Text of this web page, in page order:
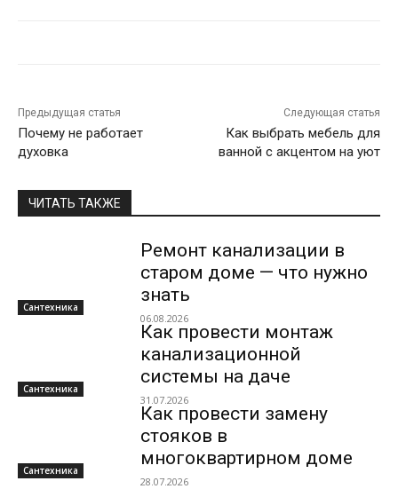
Предыдущая статья
Почему не работает
духовка
Следующая статья
Как выбрать мебель для
ванной с акцентом на уют
ЧИТАТЬ ТАКЖЕ
Сантехника
Ремонт канализации в
старом доме — что нужно
знать
06.08.2026
Сантехника
Как провести монтаж
канализационной
системы на даче
31.07.2026
Сантехника
Как провести замену
стояков в
многоквартирном доме
28.07.2026